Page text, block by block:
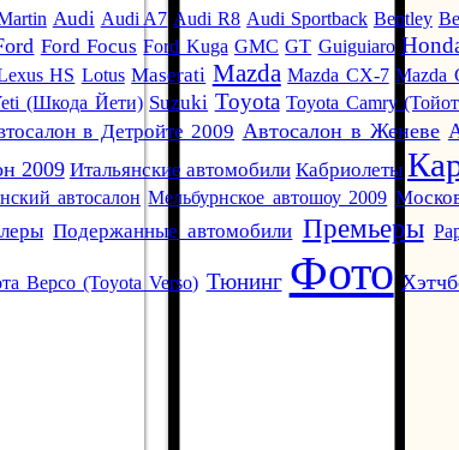
Audi Audi A7 Audi R8 Audi Sportback Bentley
Ford Focus Ford Kuga GMC GT Guiguiaro
HS Lotus Maserati Mazda Mazda CX-7 Mazda
(Шкода Йети) Suzuki Toyota Toyota Camry
в Детройте 2009 Автосалон в Женеве
2009 Итальянские автомобили Кабриолеты
автосалон Мельбурнское автошоу 2009
Подержанные автомобили Премьеры
Версо (Toyota Verso) Тюнинг Фото